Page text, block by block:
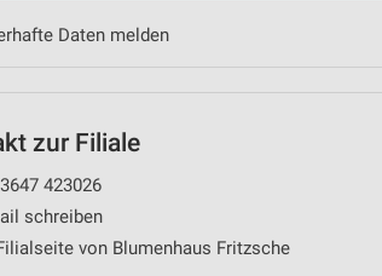
Daten melden
zur Filiale
423026
schreiben
von Blumenhaus Fritzsche